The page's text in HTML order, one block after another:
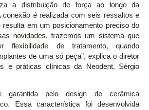
a distribuição de força ao longo da
conexão é realizada com seis ressaltos e
em um posicionamento preciso do
novidades, trazemos um sistema que
flexibilidade de tratamento, quando
de uma só peça”, explica o diretor
e práticas clínicas da Neodent, Sérgio
garantida pelo design de cerâmica
Essa característica foi desenvolvida